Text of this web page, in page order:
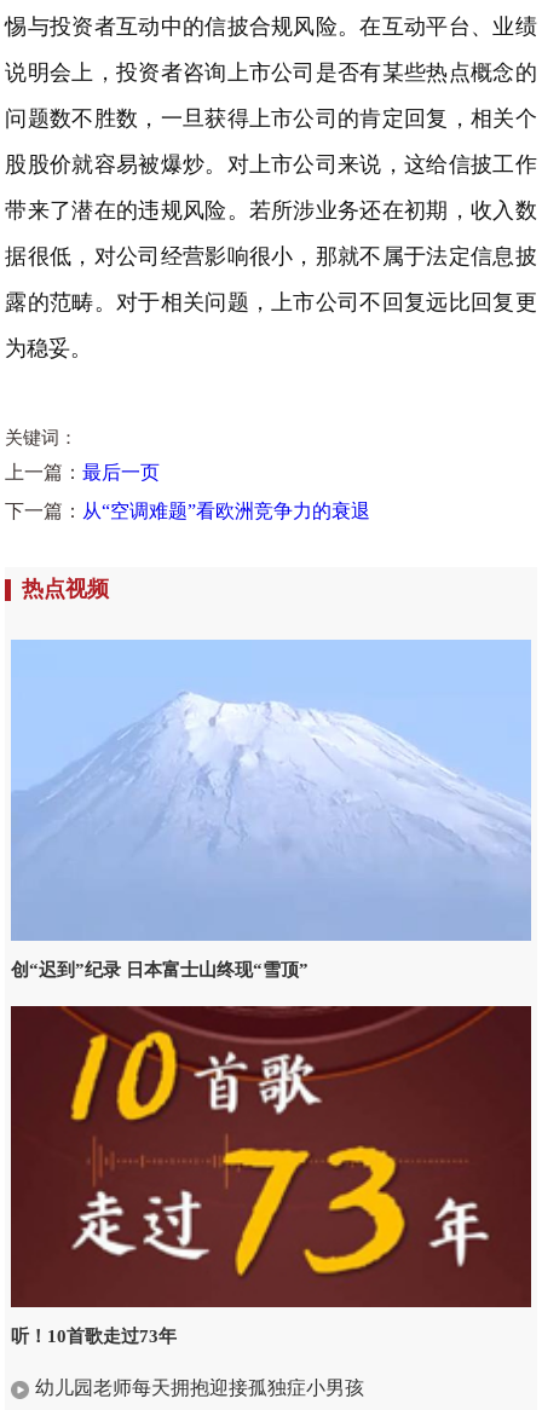
惕与投资者互动中的信披合规风险。在互动平台、业绩
说明会上，投资者咨询上市公司是否有某些热点概念的
问题数不胜数，一旦获得上市公司的肯定回复，相关个
股股价就容易被爆炒。对上市公司来说，这给信披工作
带来了潜在的违规风险。若所涉业务还在初期，收入数
据很低，对公司经营影响很小，那就不属于法定信息披
露的范畴。对于相关问题，上市公司不回复远比回复更
为稳妥。
关键词：
上一篇：最后一页
下一篇： 从“空调难题”看欧洲竞争力的衰退
热点视频
创“迟到”纪录 日本富士山终现“雪顶”
听！10首歌走过73年
幼儿园老师每天拥抱迎接孤独症小男孩